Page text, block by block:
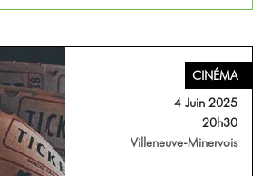
CINÉMA
4 Juin 2025
20h30
Villeneuve-Minervois